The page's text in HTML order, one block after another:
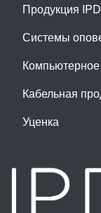
Продукция
Системы
Кабельная
Уценка